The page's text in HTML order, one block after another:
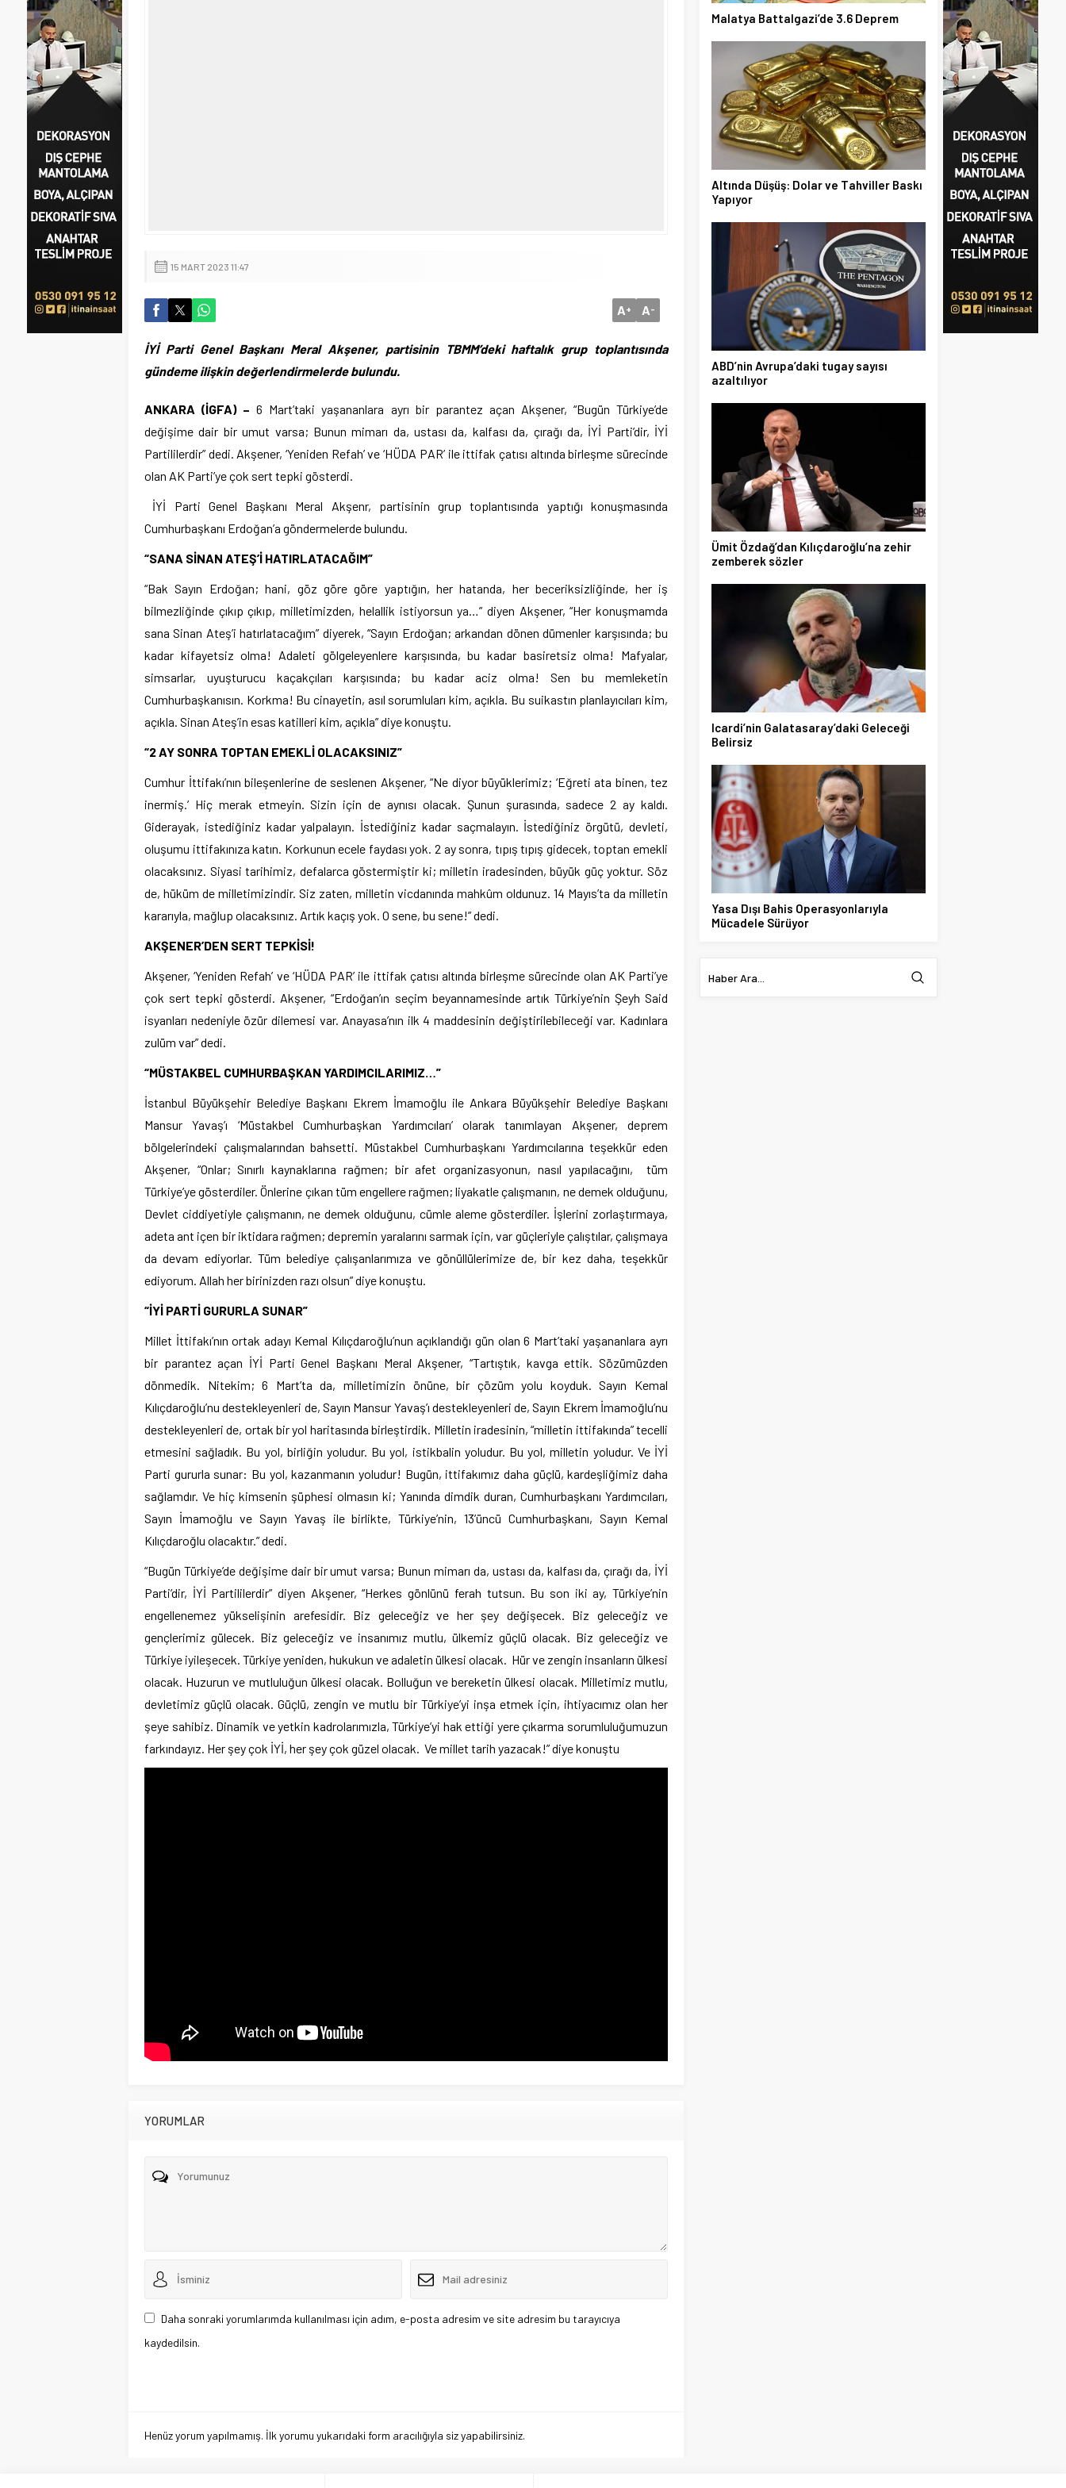
15 MART 2023 11:47
A+ A-
İYİ Parti Genel Başkanı Meral Akşener, partisinin TBMM’deki haftalık grup toplantısında
gündeme ilişkin değerlendirmelerde bulundu.
ANKARA (İGFA) –6 Mart’taki yaşananlara ayrı bir parantez açan Akşener, “Bugün Türkiye’de
değişime dair bir umut varsa; Bunun mimarı da, ustası da, kalfası da, çırağı da, İYİ Parti’dir, İYİ
Partililerdir” dedi. Akşener, ‘Yeniden Refah’ ve ‘HÜDA PAR’ ile ittifak çatısı altında birleşme sürecinde
olan AK Parti’ye çok sert tepki gösterdi.
İYİ Parti Genel Başkanı Meral Akşenr, partisinin grup toplantısında yaptığı konuşmasında
Cumhurbaşkanı Erdoğan’a göndermelerde bulundu.
“SANA SİNAN ATEŞ’İ HATIRLATACAĞIM”
“Bak Sayın Erdoğan; hani, göz göre göre yaptığın, her hatanda, her beceriksizliğinde, her iş
bilmezliğinde çıkıp çıkıp, milletimizden, helallik istiyorsun ya…” diyen Akşener, “Her konuşmamda
sana Sinan Ateş’i hatırlatacağım” diyerek, “Sayın Erdoğan; arkandan dönen dümenler karşısında; bu
kadar kifayetsiz olma! Adaleti gölgeleyenlere karşısında, bu kadar basiretsiz olma! Mafyalar,
simsarlar, uyuşturucu kaçakçıları karşısında; bu kadar aciz olma! Sen bu memleketin
Cumhurbaşkanısın. Korkma! Bu cinayetin, asıl sorumluları kim, açıkla. Bu suikastın planlayıcıları kim,
açıkla. Sinan Ateş’in esas katilleri kim, açıkla” diye konuştu.
“2 AY SONRA TOPTAN EMEKLİ OLACAKSINIZ”
Cumhur İttifakı’nın bileşenlerine de seslenen Akşener, “Ne diyor büyüklerimiz; ‘Eğreti ata binen, tez
inermiş.’ Hiç merak etmeyin. Sizin için de aynısı olacak. Şunun şurasında, sadece 2 ay kaldı.
Giderayak, istediğiniz kadar yalpalayın. İstediğiniz kadar saçmalayın. İstediğiniz örgütü, devleti,
oluşumu ittifakınıza katın. Korkunun ecele faydası yok. 2 ay sonra, tıpış tıpış gidecek, toptan emekli
olacaksınız. Siyasi tarihimiz, defalarca göstermiştir ki; milletin iradesinden, büyük güç yoktur. Söz
de, hüküm de milletimizindir. Siz zaten, milletin vicdanında mahkûm oldunuz. 14 Mayıs’ta da milletin
kararıyla, mağlup olacaksınız. Artık kaçış yok. O sene, bu sene!” dedi.
AKŞENER’DEN SERT TEPKİSİ!
Akşener, ‘Yeniden Refah’ ve ‘HÜDA PAR’ ile ittifak çatısı altında birleşme sürecinde olan AK Parti’ye
çok sert tepki gösterdi. Akşener, “Erdoğan’ın seçim beyannamesinde artık Türkiye’nin Şeyh Said
isyanları nedeniyle özür dilemesi var. Anayasa’nın ilk 4 maddesinin değiştirilebileceği var. Kadınlara
zulüm var” dedi.
“MÜSTAKBEL CUMHURBAŞKAN YARDIMCILARIMIZ…”
İstanbul Büyükşehir Belediye Başkanı Ekrem İmamoğlu ile Ankara Büyükşehir Belediye Başkanı
Mansur Yavaş’ı ‘Müstakbel Cumhurbaşkan Yardımcıları’ olarak tanımlayan Akşener, deprem
bölgelerindeki çalışmalarından bahsetti. Müstakbel Cumhurbaşkanı Yardımcılarına teşekkür eden
Akşener, “Onlar; Sınırlı kaynaklarına rağmen; bir afet organizasyonun, nasıl yapılacağını, tüm
Türkiye’ye gösterdiler. Önlerine çıkan tüm engellere rağmen; liyakatle çalışmanın, ne demek olduğunu,
Devlet ciddiyetiyle çalışmanın, ne demek olduğunu, cümle aleme gösterdiler. İşlerini zorlaştırmaya,
adeta ant içen bir iktidara rağmen; depremin yaralarını sarmak için, var güçleriyle çalıştılar, çalışmaya
da devam ediyorlar. Tüm belediye çalışanlarımıza ve gönüllülerimize de, bir kez daha, teşekkür
ediyorum. Allah her birinizden razı olsun” diye konuştu.
“İYİ PARTİ GURURLA SUNAR”
Millet İttifakı’nın ortak adayı Kemal Kılıçdaroğlu’nun açıklandığı gün olan 6 Mart’taki yaşananlara ayrı
bir parantez açan İYİ Parti Genel Başkanı Meral Akşener, “Tartıştık, kavga ettik. Sözümüzden
dönmedik. Nitekim; 6 Mart’ta da, milletimizin önüne, bir çözüm yolu koyduk. Sayın Kemal
Kılıçdaroğlu’nu destekleyenleri de, Sayın Mansur Yavaş’ı destekleyenleri de, Sayın Ekrem İmamoğlu’nu
destekleyenleri de, ortak bir yol haritasında birleştirdik. Milletin iradesinin, “milletin ittifakında” tecelli
etmesini sağladık. Bu yol, birliğin yoludur. Bu yol, istikbalin yoludur. Bu yol, milletin yoludur. Ve İYİ
Parti gururla sunar: Bu yol, kazanmanın yoludur! Bugün, ittifakımız daha güçlü, kardeşliğimiz daha
sağlamdır. Ve hiç kimsenin şüphesi olmasın ki; Yanında dimdik duran, Cumhurbaşkanı Yardımcıları,
Sayın İmamoğlu ve Sayın Yavaş ile birlikte, Türkiye’nin, 13’üncü Cumhurbaşkanı, Sayın Kemal
Kılıçdaroğlu olacaktır.” dedi.
“Bugün Türkiye’de değişime dair bir umut varsa; Bunun mimarı da, ustası da, kalfası da, çırağı da, İYİ
Parti’dir, İYİ Partililerdir” diyen Akşener, “Herkes gönlünü ferah tutsun. Bu son iki ay, Türkiye’nin
engellenemez yükselişinin arefesidir. Biz geleceğiz ve her şey değişecek. Biz geleceğiz ve
gençlerimiz gülecek. Biz geleceğiz ve insanımız mutlu, ülkemiz güçlü olacak. Biz geleceğiz ve
Türkiye iyileşecek. Türkiye yeniden, hukukun ve adaletin ülkesi olacak. Hür ve zengin insanların ülkesi
olacak. Huzurun ve mutluluğun ülkesi olacak. Bolluğun ve bereketin ülkesi olacak. Milletimiz mutlu,
devletimiz güçlü olacak. Güçlü, zengin ve mutlu bir Türkiye’yi inşa etmek için, ihtiyacımız olan her
şeye sahibiz. Dinamik ve yetkin kadrolarımızla, Türkiye’yi hak ettiği yere çıkarma sorumluluğumuzun
farkındayız. Her şey çok İYİ, her şey çok güzel olacak. Ve millet tarih yazacak!” diye konuştu
YORUMLAR
Daha sonraki yorumlarımda kullanılması için adım, e-posta adresim ve site adresim bu tarayıcıya
kaydedilsin.
Henüz yorum yapılmamış. İlk yorumu yukarıdaki form aracılığıyla siz yapabilirsiniz.
Malatya Battalgazi’de 3.6 Deprem
Altında Düşüş: Dolar ve Tahviller Baskı
Yapıyor
ABD’nin Avrupa’daki tugay sayısı
azaltılıyor
Ümit Özdağ’dan Kılıçdaroğlu’na zehir
zemberek sözler
Icardi’nin Galatasaray’daki Geleceği
Belirsiz
Yasa Dışı Bahis Operasyonlarıyla
Mücadele Sürüyor